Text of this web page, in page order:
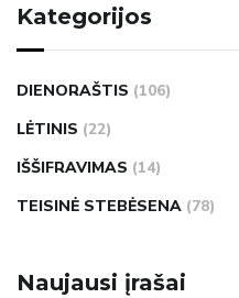
Kategorijos
DIENORAŠTIS (106)
LĖTINIS (22)
IŠŠIFRAVIMAS (14)
TEISINĖ STEBĖSENA (78)
Naujausi įrašai